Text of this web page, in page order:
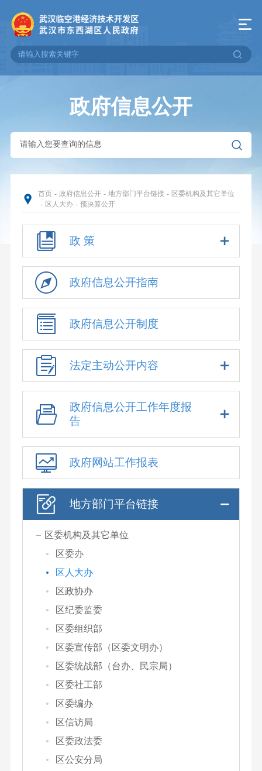
政府信息公开
首页 - 政府信息公开 - 地方部门平台链接 - 区委机构及其它单位
- 区人大办 - 预决算公开
政 策
政府信息公开指南
政府信息公开制度
法定主动公开内容
政府信息公开工作年度报
告
政府网站工作报表
地方部门平台链接
区委机构及其它单位
区委办
区人大办
区政协办
区纪委监委
区委组织部
区委宣传部（区委文明办）
区委统战部（台办、民宗局）
区委社工部
区委编办
区信访局
区委政法委
区公安分局